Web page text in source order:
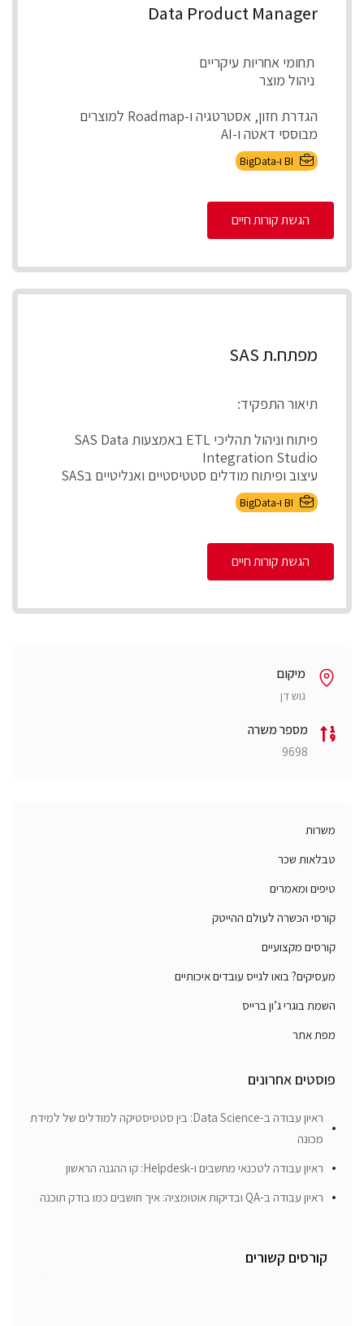
Data Product Manager
תחומי אחריות עיקריים
ניהול מוצר
הגדרת חזון, אסטרטגיה ו-Roadmap למוצרים
מבוססי דאטה ו-AI
אפיון צרכים עסקיים ותרגומם לדרישות מוצר מדיד...
BI ו-BigData
הגשת קורות חיים
מפתח.ת SAS
תיאור התפקיד:
פיתוח וניהול תהליכי ETL באמצעות SAS Data
Integration Studio
עיצוב ופיתוח מודלים סטטיסטיים ואנליטיים בSAS
ניהול ותחזוקת ...
BI ו-BigData
הגשת קורות חיים
מיקום
גוש דן
מספר משרה
9698
משרות
טבלאות שכר
טיפים ומאמרים
קורסי הכשרה לעולם ההייטק
קורסים מקצועיים
מעסיקים? בואו לגייס עובדים איכותיים
השמת בוגרי ג’ון ברייס
מפת אתר
פוסטים אחרונים
ראיון עבודה ב-Data Science: בין סטטיסטיקה למודלים של למידת
מכונה
ראיון עבודה לטכנאי מחשבים ו-Helpdesk: קו ההגנה הראשון
ראיון עבודה ב-QA ובדיקות אוטומציה: איך חושבים כמו בודק תוכנה
קורסים קשורים